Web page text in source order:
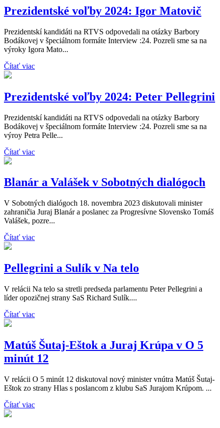
Prezidentské voľby 2024: Igor Matovič
Prezidentskí kandidáti na RTVS odpovedali na otázky Barbory
Bodákovej v špeciálnom formáte Interview :24. Pozreli sme sa na
výroky Igora Mato...
Čítať viac
Prezidentské voľby 2024: Peter Pellegrini
Prezidentskí kandidáti na RTVS odpovedali na otázky Barbory
Bodákovej v špeciálnom formáte Interview :24. Pozreli sme sa na
výroy Petra Pelle...
Čítať viac
Blanár a Valášek v Sobotných dialógoch
V Sobotných dialógoch 18. novembra 2023 diskutovali minister
zahraničia Juraj Blanár a poslanec za Progresívne Slovensko Tomáš
Valášek, pozre...
Čítať viac
Pellegrini a Sulík v Na telo
V relácii Na telo sa stretli predseda parlamentu Peter Pellegrini a
líder opozičnej strany SaS Richard Sulík....
Čítať viac
Matúš Šutaj-Eštok a Juraj Krúpa v O 5
minút 12
V relácii O 5 minút 12 diskutoval nový minister vnútra Matúš Šutaj-
Eštok zo strany Hlas s poslancom z klubu SaS Jurajom Krúpom. ...
Čítať viac